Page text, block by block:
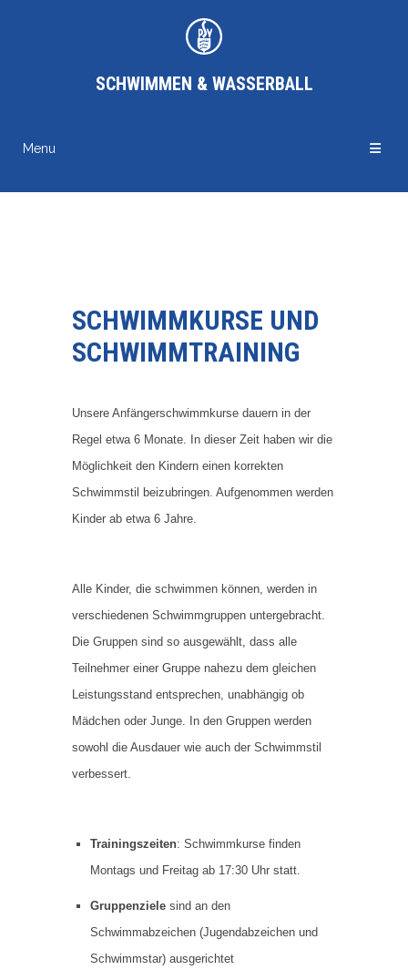
SCHWIMMEN & WASSERBALL
Menu
SCHWIMMKURSE UND
SCHWIMMTRAINING
Unsere Anfängerschwimmkurse dauern in der
Regel etwa 6 Monate. In dieser Zeit haben wir die
Möglichkeit den Kindern einen korrekten
Schwimmstil beizubringen. Aufgenommen werden
Kinder ab etwa 6 Jahre.
Alle Kinder, die schwimmen können, werden in
verschiedenen Schwimmgruppen untergebracht.
Die Gruppen sind so ausgewählt, dass alle
Teilnehmer einer Gruppe nahezu dem gleichen
Leistungsstand entsprechen, unabhängig ob
Mädchen oder Junge. In den Gruppen werden
sowohl die Ausdauer wie auch der Schwimmstil
verbessert.
Trainingszeiten: Schwimmkurse finden
Montags und Freitag ab 17:30 Uhr statt.
Gruppenziele sind an den
Schwimmabzeichen (Jugendabzeichen und
Schwimmstar) ausgerichtet